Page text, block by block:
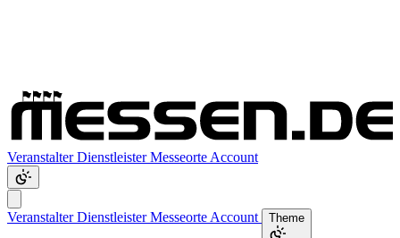
VeranstalterDienstleisterMesseorte Account
VeranstalterDienstleisterMesseorte Account Theme